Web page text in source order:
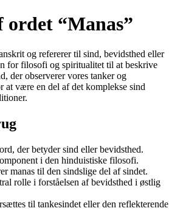
ordet “Manas”
og refererer til sind, bevidsthed eller
for filosofi og spiritualitet til at beskrive
der observerer vores tanker og
at være en del af det komplekse sind
der betyder sind eller bevidsthed.
i den hinduistiske filosofi.
manas til den sindslige del af sindet.
rolle i forståelsen af bevidsthed i østlig
til tankesindet eller den reflekterende